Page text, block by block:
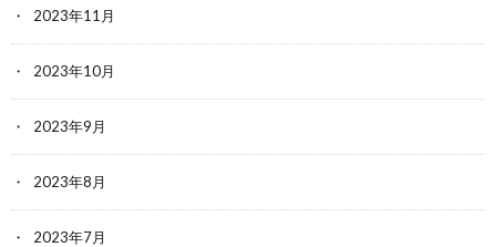
2023年11月
2023年10月
2023年9月
2023年8月
2023年7月